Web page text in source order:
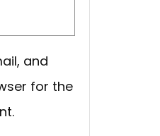
and
for the